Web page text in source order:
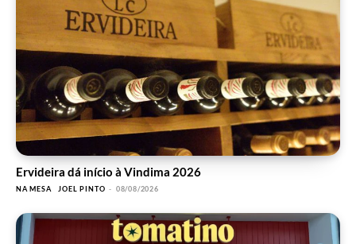
Ervideira dá início à Vindima 2026
NA MESA JOEL PINTO - 08/08/2026